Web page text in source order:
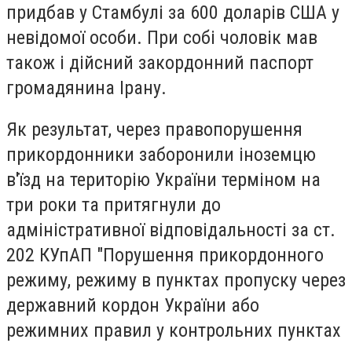
придбав у Стамбулі за 600 доларів США у
невідомої особи. При собі чоловік мав
також і дійсний закордонний паспорт
громадянина Ірану.
Як результат, через правопорушення
прикордонники заборонили іноземцю
в'їзд на територію України терміном на
три роки та притягнули до
адміністративної відповідальності за ст.
202 КУпАП "Порушення прикордонного
режиму, режиму в пунктах пропуску через
державний кордон України або
режимних правил у контрольних пунктах